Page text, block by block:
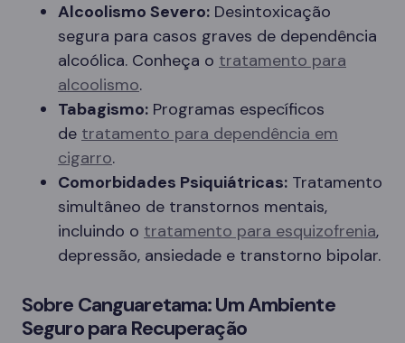
Alcoolismo Severo: Desintoxicação
segura para casos graves de dependência
alcoólica. Conheça o tratamento para
alcoolismo.
Tabagismo: Programas específicos
de tratamento para dependência em
cigarro.
Comorbidades Psiquiátricas: Tratamento
simultâneo de transtornos mentais,
incluindo o tratamento para esquizofrenia,
depressão, ansiedade e transtorno bipolar.
Sobre Canguaretama: Um Ambiente
Seguro para Recuperação